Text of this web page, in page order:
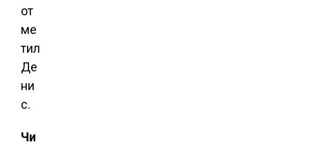
от
ме
тил
Де
ни
с.
Чи